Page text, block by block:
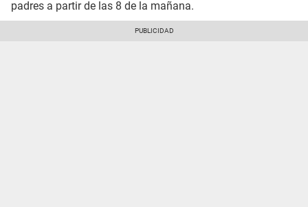
padres a partir de las 8 de la mañana.